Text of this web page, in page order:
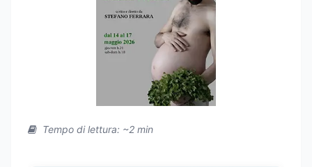
Tempo di lettura: ~2 min